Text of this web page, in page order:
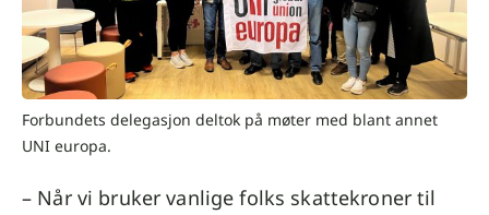
Forbundets delegasjon deltok på møter med blant annet
UNI europa.
– Når vi bruker vanlige folks skattekroner til